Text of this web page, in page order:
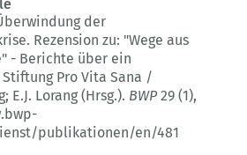
der
Rezension zu: "Wege aus
- Berichte über ein
Pro Vita Sana /
E.J. Lorang (Hrsg.). BWP29 (1),
publikationen/en/481